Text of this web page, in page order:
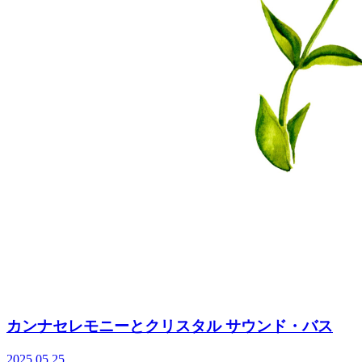
カンナセレモニーとクリスタル サウンド・バス